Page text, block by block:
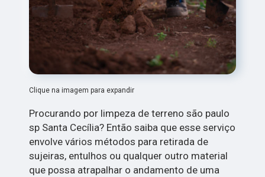
Clique na imagem para expandir
Procurando por limpeza de terreno são paulo
sp Santa Cecília? Então saiba que esse serviço
envolve vários métodos para retirada de
sujeiras, entulhos ou qualquer outro material
que possa atrapalhar o andamento de uma